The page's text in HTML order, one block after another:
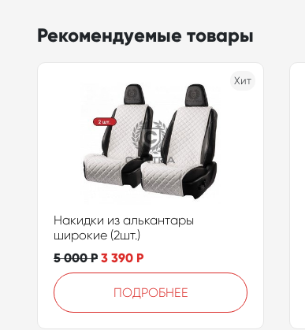
Рекомендуемые товары
Хит
Накидки из алькантары
широкие (2шт.)
5 000Р 3 390 Р
ПОДРОБНЕЕ